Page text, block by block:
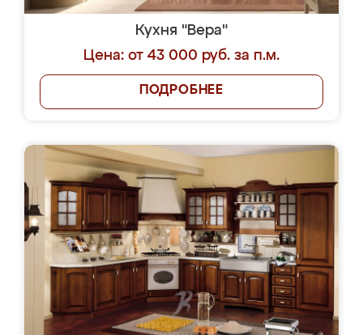
Кухня "Вера"
Цена: от 43 000 руб. за п.м.
ПОДРОБНЕЕ